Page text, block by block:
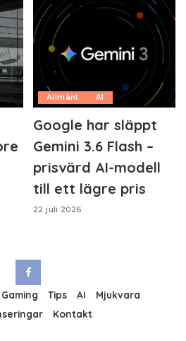
Allmänt AI
Google har släppt
Gemini 3.6 Flash –
prisvärd AI-modell
till ett lägre pris
22 juli 2026
Gaming Tips AI
Mjukvara
Kontakt